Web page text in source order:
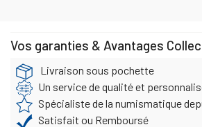
Vos garanties & Avantages
Livraison sous pochette
Un service de qualité et
Spécialiste de la numismatique
Satisfait ou Remboursé